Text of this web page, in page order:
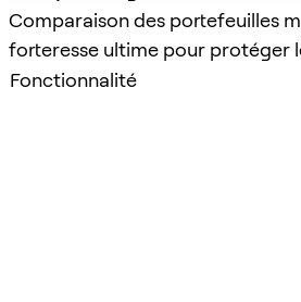
Comparaison des portefeuilles
forteresse ultime pour protéger
Fonctionnalité